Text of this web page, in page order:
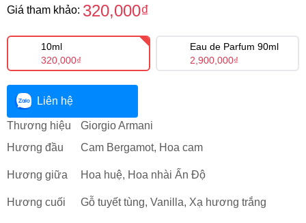
Giá tham khảo: 320,000₫
10ml
320,000₫
Eau de Parfum 90ml
2,900,000₫
Liên hệ
Thương hiệu
Giorgio Armani
Hương đầu
Cam Bergamot, Hoa cam
Hương giữa Hoa huệ, Hoa nhài Ấn Độ
Hương cuối Gỗ tuyết tùng, Vanilla, Xạ hương trắng